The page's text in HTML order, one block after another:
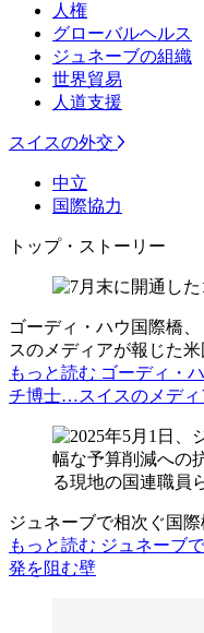
人権
グローバルヘルス
ジュネーブの組織
世界貿易
人道支援
スイスの外交
中立
国際協力
トップ・ストーリー
ゴーディ・ハウ国際橋
スのメディアが報じた
もっと読む ゴーディ・
チ博士…スイスのメディ
ジュネーブで相次ぐ国
もっと読む ジュネーブ
発を阻む壁